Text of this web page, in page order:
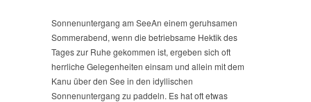
Sonnenuntergang am SeeAn einem geruhsamen
Sommerabend, wenn die betriebsame Hektik des
Tages zur Ruhe gekommen ist, ergeben sich oft
herrliche Gelegenheiten einsam und allein mit dem
Kanu über den See in den idyllischen
Sonnenuntergang zu paddeln. Es hat oft etwas